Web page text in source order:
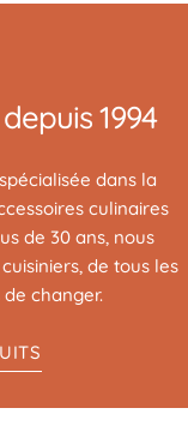
1994
dans la
culinaires
de 30 ans, nous
de tous les
de changer.